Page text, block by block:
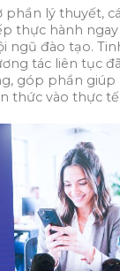
phần lý thuyết,
thực hành ngay
ngũ đào tạo.
tác liên tục
góp phần giúp
thức vào thực tế